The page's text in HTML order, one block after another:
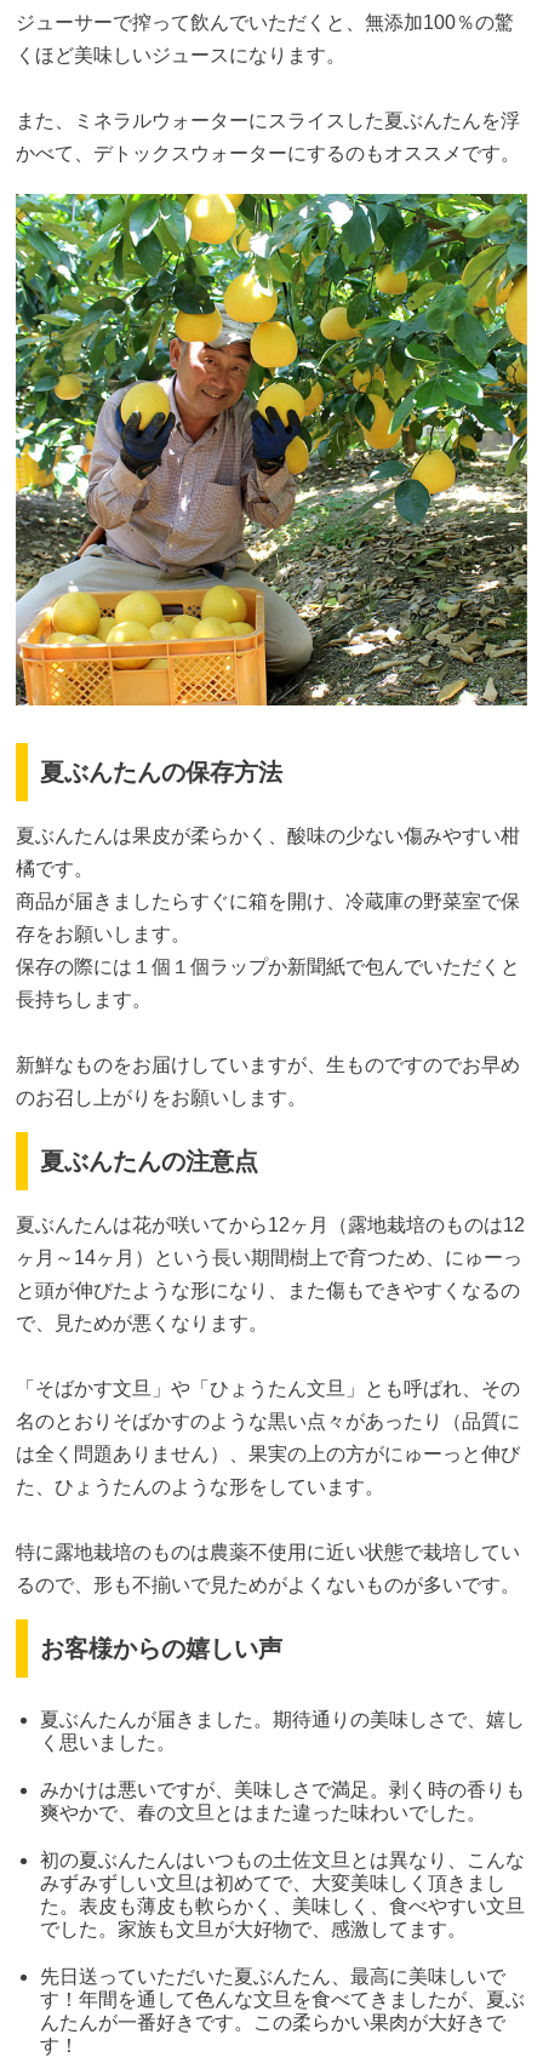
ジューサーで搾って飲んでいただくと、無添加100％の驚
くほど美味しいジュースになります。
また、ミネラルウォーターにスライスした夏ぶんたんを浮
かべて、デトックスウォーターにするのもオススメです。
夏ぶんたんの保存方法
夏ぶんたんは果皮が柔らかく、酸味の少ない傷みやすい柑
橘です。
商品が届きましたらすぐに箱を開け、冷蔵庫の野菜室で保
存をお願いします。
保存の際には１個１個ラップか新聞紙で包んでいただくと
長持ちします。
新鮮なものをお届けしていますが、生ものですのでお早め
のお召し上がりをお願いします。
夏ぶんたんの注意点
夏ぶんたんは花が咲いてから12ヶ月（露地栽培のものは12
ヶ月～14ヶ月）という長い期間樹上で育つため、にゅーっ
と頭が伸びたような形になり、また傷もできやすくなるの
で、見ためが悪くなります。
「そばかす文旦」や「ひょうたん文旦」とも呼ばれ、その
名のとおりそばかすのような黒い点々があったり（品質に
は全く問題ありません）、果実の上の方がにゅーっと伸び
た、ひょうたんのような形をしています。
特に露地栽培のものは農薬不使用に近い状態で栽培してい
るので、形も不揃いで見ためがよくないものが多いです。
お客様からの嬉しい声
夏ぶんたんが届きました。期待通りの美味しさで、嬉し
く思いました。
みかけは悪いですが、美味しさで満足。剥く時の香りも
爽やかで、春の文旦とはまた違った味わいでした。
初の夏ぶんたんはいつもの土佐文旦とは異なり、こんな
みずみずしい文旦は初めてで、大変美味しく頂きまし
た。表皮も薄皮も軟らかく、美味しく、食べやすい文旦
でした。家族も文旦が大好物で、感激してます。
先日送っていただいた夏ぶんたん、最高に美味しいで
す！年間を通して色んな文旦を食べてきましたが、夏ぶ
んたんが一番好きです。この柔らかい果肉が大好きで
す！